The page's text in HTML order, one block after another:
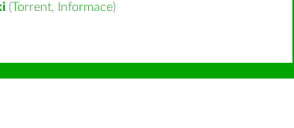
(Torrent, Informace)